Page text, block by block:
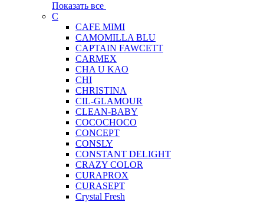
Показать все
C
CAFE MIMI
CAMOMILLA BLU
CAPTAIN FAWCETT
CARMEX
CHA U KAO
CHI
CHRISTINA
CIL-GLAMOUR
CLEAN-BABY
COCOCHOCO
CONCEPT
CONSLY
CONSTANT DELIGHT
CRAZY COLOR
CURAPROX
CURASEPT
Crystal Fresh